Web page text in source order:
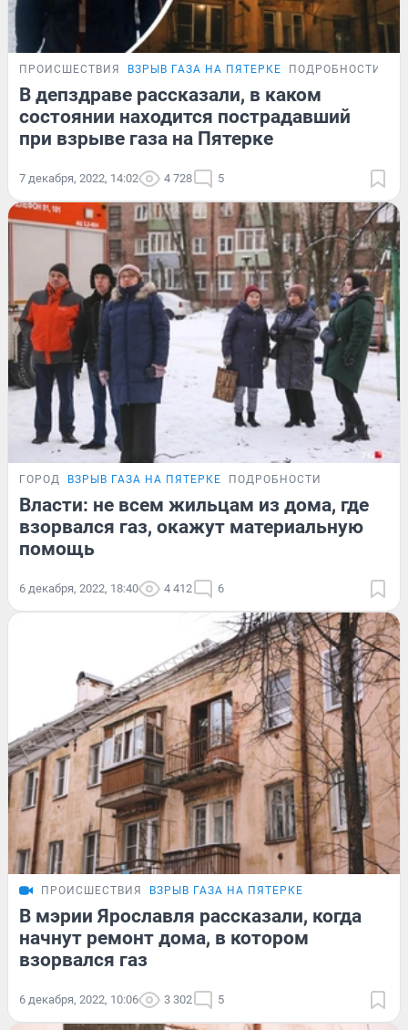
ПРОИСШЕСТВИЯ ВЗРЫВ ГАЗА НА ПЯТЕРКЕ ПОДРОБНОСТИ
В депздраве рассказали, в каком
состоянии находится пострадавший
при взрыве газа на Пятерке
7 декабря, 2022, 14:02 4 728 5
ГОРОД ВЗРЫВ ГАЗА НА ПЯТЕРКЕ ПОДРОБНОСТИ
Власти: не всем жильцам из дома, где
взорвался газ, окажут материальную
помощь
6 декабря, 2022, 18:40 4 412 6
ПРОИСШЕСТВИЯ ВЗРЫВ ГАЗА НА ПЯТЕРКЕ
В мэрии Ярославля рассказали, когда
начнут ремонт дома, в котором
взорвался газ
6 декабря, 2022, 10:06 3 302 5